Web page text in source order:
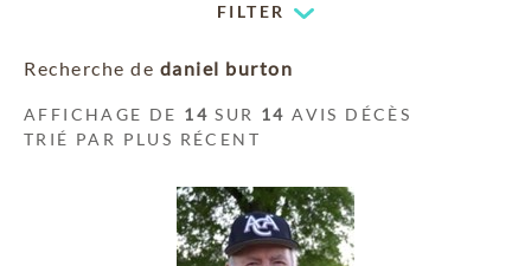
FILTER
Recherche de daniel burton
AFFICHAGE DE 14 SUR 14 AVIS DÉCÈS
TRIÉ PAR PLUS RÉCENT